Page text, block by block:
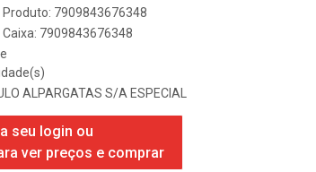
7909843676348
7909843676348
ALPARGATAS S/A ESPECIAL
seu login ou
ver preços e comprar